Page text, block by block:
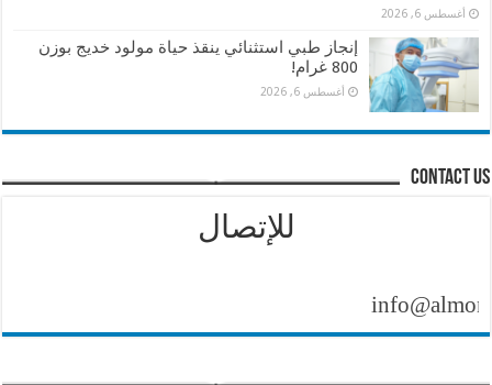
أغسطس 6, 2026
إنجاز طبي استثنائي ينقذ حياة مولود خديج بوزن
800 غرام!
أغسطس 6, 2026
contact us
للإتصال